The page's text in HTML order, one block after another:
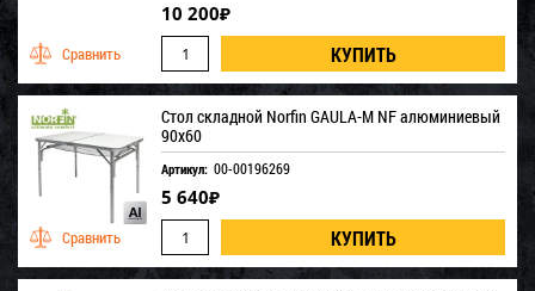
10 200₽
Стол складной Norfin GAULA-M NF алюминиевый
90x60
Артикул: 00-00196269
5 640₽